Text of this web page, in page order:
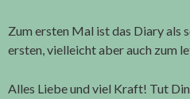
Zum ersten Mal ist das Diary als
ersten, vielleicht aber auch zum
Alles Liebe und viel Kraft! Tut